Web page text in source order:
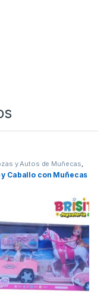
y Autos de Muñecas,
Niñas
y Caballo con Muñecas